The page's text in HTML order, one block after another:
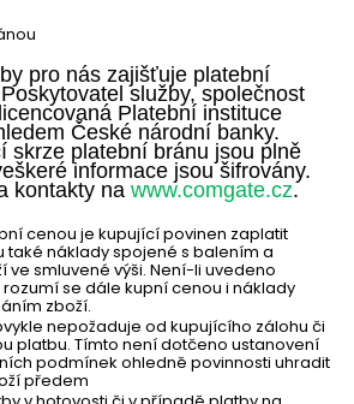
pro nás zajišťuje platební
služby, společnost
Platební instituce
České národní banky.
skrze platební bránu jsou plně
informace jsou šifrovány.
kontakty na www.comgate.cz.
cenou je kupující povinen zaplatit
náklady spojené s balením a
ve smluvené výši. Není-li uvedeno
rozumí se dále kupní cenou i náklady
zboží.
nepožaduje od kupujícího zálohu či
platbu. Tímto není dotčeno ustanovení
podmínek ohledně povinnosti uhradit
předem